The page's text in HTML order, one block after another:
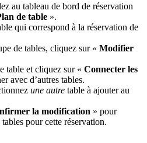
au tableau de bord de réservation
de table ».
qui correspond à la réservation de
de tables, cliquez sur « Modifier
table et cliquez sur « Connecter les
avec d’autres tables.
une autre table à ajouter au
la modification » pour
pour cette réservation.